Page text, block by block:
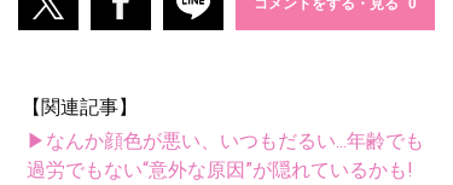
【関連記事】
▶なんか顔色が悪い、いつもだるい...年齢でも
過労でもない“意外な原因”が隠れているかも!